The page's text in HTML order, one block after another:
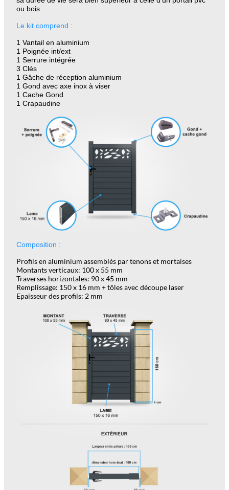
ou bois
Le kit comprend :
1 Vantail en aluminium
1 Poignée int/ext
1 Serrure intégrée
3 Clés
1 Gâche de réception aluminium
1 Gond avec axe inox à viser
1 Cache Gond
1 Crapaudine
Composition :
Profils en aluminium assemblés par tenons et mortaises
Montants verticaux: 100 x 55 mm
Traverses horizontales: 90 x 45 mm
Remplissage: 150 x 16 mm + tôles avec découpe laser
Epaisseur des profils: 2 mm